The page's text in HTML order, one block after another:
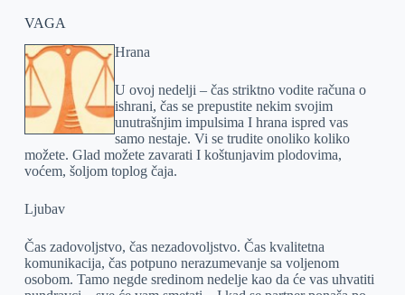
VAGA
Hrana
U ovoj nedelji – čas striktno vodite računa o
ishrani, čas se prepustite nekim svojim
unutrašnjim impulsima I hrana ispred vas
samo nestaje. Vi se trudite onoliko koliko
možete. Glad možete zavarati I koštunjavim plodovima,
voćem, šoljom toplog čaja.
Ljubav
Čas zadovoljstvo, čas nezadovoljstvo. Čas kvalitetna
komunikacija, čas potpuno nerazumevanje sa voljenom
osobom. Tamo negde sredinom nedelje kao da će vas uhvatiti